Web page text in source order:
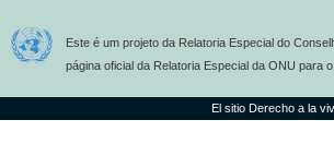
Este é um projeto da Relatoria Especial do
página oficial da Relatoria Especial da ONU para
El sitio Derecho a la